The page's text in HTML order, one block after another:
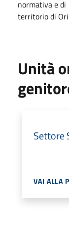
normativa e
territorio di
Unità
Settore
VAI ALLA